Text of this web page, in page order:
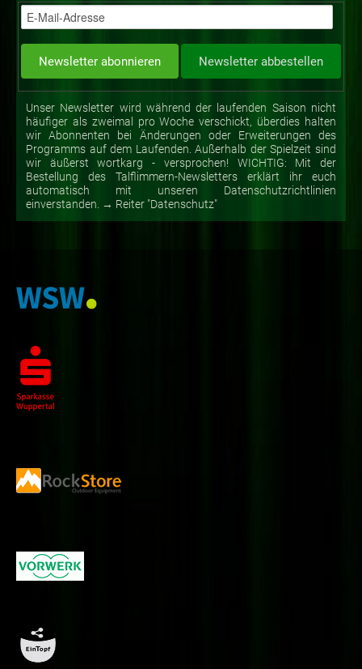
Unser Newsletter wird während der laufenden Saison nicht
häufiger als zweimal pro Woche verschickt, überdies halten
wir Abonnenten bei Änderungen oder Erweiterungen des
Programms auf dem Laufenden. Außerhalb der Spielzeit sind
wir äußerst wortkarg - versprochen! WICHTIG: Mit der
Bestellung des Talflimmern-Newsletters erklärt ihr euch
automatisch mit unseren Datenschutzrichtlinien
einverstanden. → Reiter "Datenschutz"